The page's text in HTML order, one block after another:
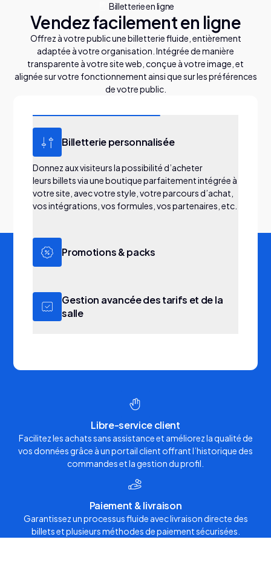
Billetterie en ligne
Vendez facilement en ligne
Offrez à votre public une billetterie fluide, entièrement
adaptée à votre organisation. Intégrée de manière
transparente à votre site web, conçue à votre image, et
alignée sur votre fonctionnement ainsi que sur les préférences
de votre public.
Billetterie personnalisée
Donnez aux visiteurs la possibilité d’acheter
leurs billets via une boutique parfaitement intégrée à
votre site, avec votre style, votre parcours d’achat,
vos intégrations, vos formules, vos partenaires, etc.
Promotions & packs
intelligents comme les réductions, les packs, les
bons et les promotions.
Gestion avancée des tarifs et de la
salle
Libre-service client
Facilitez les achats sans assistance et améliorez la qualité de
vos données grâce à un portail client offrant l’historique des
commandes et la gestion du profil.
Paiement & livraison
Garantissez un processus fluide avec livraison directe des
billets et plusieurs méthodes de paiement sécurisées.